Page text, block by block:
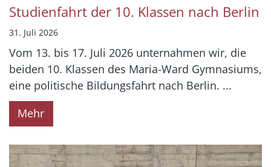
Studienfahrt der 10. Klassen nach Berlin
31. Juli 2026
Vom 13. bis 17. Juli 2026 unternahmen wir, die
beiden 10. Klassen des Maria-Ward Gymnasiums,
eine politische Bildungsfahrt nach Berlin. ...
Mehr